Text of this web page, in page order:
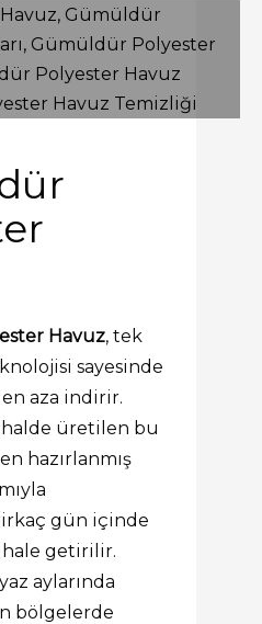
Havuz, tek
sayesinde
aza indirir.
halde üretilen bu
hazırlanmış
gün içinde
hale getirilir.
aylarında
bölgelerde